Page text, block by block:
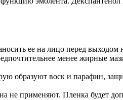
ее на лицо перед выходом
менее жирные
образуют воск и парафин,
не применяют. Пленка будет